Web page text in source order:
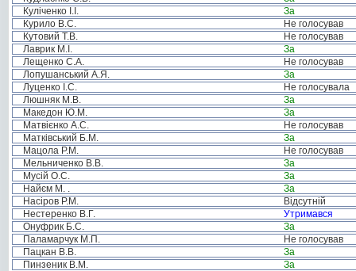
Куліченко І.І.
За
Курило В.С.
Не голосував
Кутовий Т.В.
Не голосував
Лаврик М.І.
За
Лещенко С.А.
Не голосував
Лопушанський А.Я.
За
Луценко І.С.
Не голосувала
Люшняк М.В.
За
Македон Ю.М.
За
Матвієнко А.С.
Не голосував
Матківський Б.М.
За
Мацола Р.М.
Не голосував
Мельниченко В.В.
За
Мусій О.С.
За
Найєм М. .
За
Насіров Р.М.
Відсутній
Нестеренко В.Г.
Утримався
Онуфрик Б.С.
За
Паламарчук М.П.
Не голосував
Пацкан В.В.
За
Пинзеник В.М.
За